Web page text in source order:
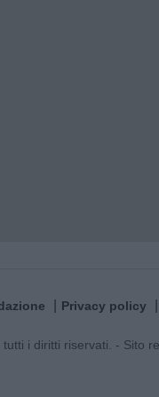
Privacy policy
tutti i diritti riservati. - Sito